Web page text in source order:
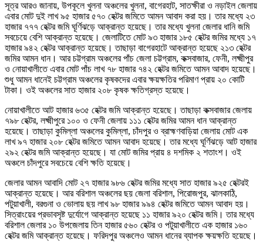
সূত্র আরও জানায়, উপকূলে খুলনা অঞ্চলের খুলনা, বাগেরহাট, সাতক্ষীরা ও নড়াইল জেলায়
এবার মোট দুই লাখ ৯৫ হাজার ৫৭০ হেক্টর জমিতে আমন আবাদ করা হয়। তার মধ্যে ২৩
হাজার ৭৭৭ হেক্টর জমি ঘূর্ণিঝড়ে আক্রান্ত হয়েছে। তার মধ্যে খুলনা জেলার ধানি জমি
সবচেয়ে বেশি আক্রান্ত হয়েছে। জেলাটিতে মোট ৯৩ হাজার ১৮৫ হেক্টর জমির মধ্যে ১৭
হাজার ৯৪২ হেক্টর আক্রান্ত হয়েছে। তাছাড়া বাগেরহাটে আক্রান্ত হয়েছে ২১৩ হেক্টর
জমির আমন ধান। আর চট্টগ্রাম অঞ্চলের পাঁচ জেলা চট্টগ্রাম, কক্সবাজার, ফেনী, লক্ষ্মীপুর
ও নোয়াখালীতে এবার মোট পাঁচ লাখ ৭৮ হাজার ৭৪২ হেক্টর জমিতে আমন আবাদ হয়েছে।
শুধু আমন ধানেই চট্টগ্রাম অঞ্চলের কৃষকদের এবার ক্ষয়ক্ষতির পরিমাণ প্রায় ২০ কোটি
টাকা। ওই অঞ্চলের সাত হাজার ২০৮ কৃষক ক্ষতিগ্রস্ত হয়েছে।
নোয়াখালীতে আট হাজার ৬৩৫ হেক্টর জমি আক্রান্ত হয়েছে। তাছাড়া কক্সবাজার জেলায়
৭৯৮ হেক্টর, লক্ষ্মীপুরে ১০০ ও ফেনী জেলায় ১১১ হেক্টর জমির আমন ধান আক্রান্ত
হয়েছে। তাছাড়া কুমিল্লা অঞ্চলের কুমিল্লা, চাঁদপুর ও ব্রাহ্মণবাড়িয়া জেলায় মোট এক
লাখ ৯৭ হাজার ২০৮ হেক্টর জমিতে আমন আবাদ হয়েছে। তার মধ্যে ঘূর্ণিঝড়ে আট হাজার
২৯২ হেক্টর জমি আক্রান্ত হয়েছে। যা মোট জমির প্রায় ৪ দশমিক ২ শতাংশ। ওই
অঞ্চলে চাঁদপুরে সবচেয়ে বেশি ক্ষতি হয়েছে।
জেলার আমন আবাদি মোট ২৭ হাজার ৯৮৬ হেক্টর জমির মধ্যে সাত হাজার ৯২৫ হেক্টরই
আক্রান্ত হয়েছে। আর বরিশাল অঞ্চলের ছয় জেলা বরিশাল, পিরোজপুর, ঝালকাঠি,
পটুয়াখালী, বরগুনা ও ভোলায় ছয় লাখ ৯৮ হাজার ৯৯৪ হেক্টর জমিতে আমন আবাদ হয়।
সিত্রাংয়ের প্রভাবসৃষ্ট দুর্যোগে আক্রান্ত হয়েছে ১১ হাজার ৯২০ হেক্টর জমি। তার মধ্যে
বরিশাল জেলার ১০ উপজেলায় তিন হাজার ৫৬০ হেক্টর ও পটুয়াখালীতে এক হাজার ১৬০
হেক্টর জমি আক্রান্ত হয়েছে। ফরিদপুর অঞ্চলেও আমন ধানের ব্যাপক ক্ষয়ক্ষতি হয়েছে।